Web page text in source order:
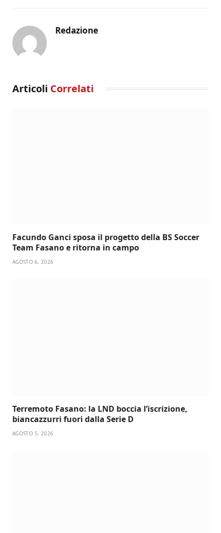
Redazione
Articoli Correlati
Facundo Ganci sposa il progetto della BS Soccer
Team Fasano e ritorna in campo
AGOSTO 6, 2026
Terremoto Fasano: la LND boccia l’iscrizione,
biancazzurri fuori dalla Serie D
AGOSTO 5, 2026